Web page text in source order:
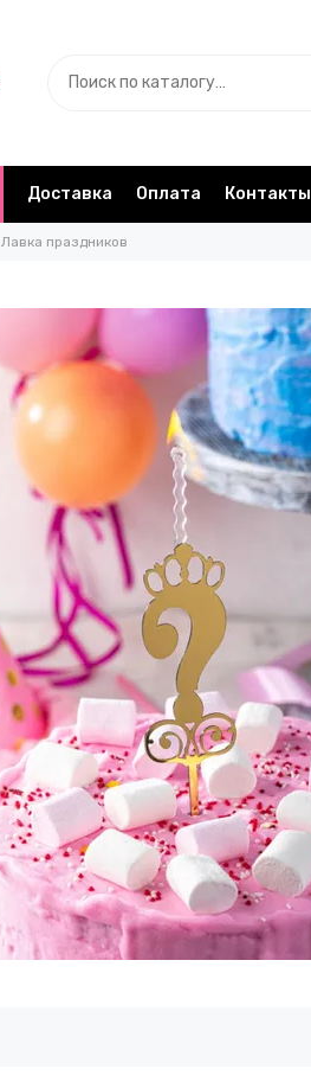
Доставка Оплата Контакты
Лавка праздников